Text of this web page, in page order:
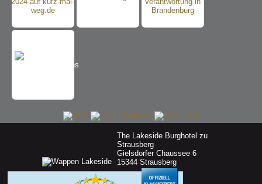
The Lakeside Burghotel zu
Strausberg
Gielsdorfer Chaussee 6
15344 Strausberg